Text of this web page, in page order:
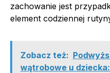
zachowanie jest
element codziennej
Zobacz też:
wątrobowe u